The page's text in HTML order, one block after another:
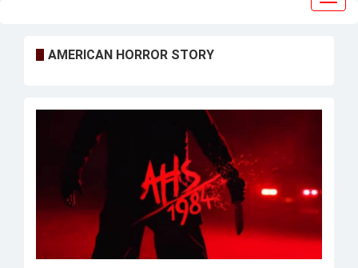
AMERICAN HORROR STORY